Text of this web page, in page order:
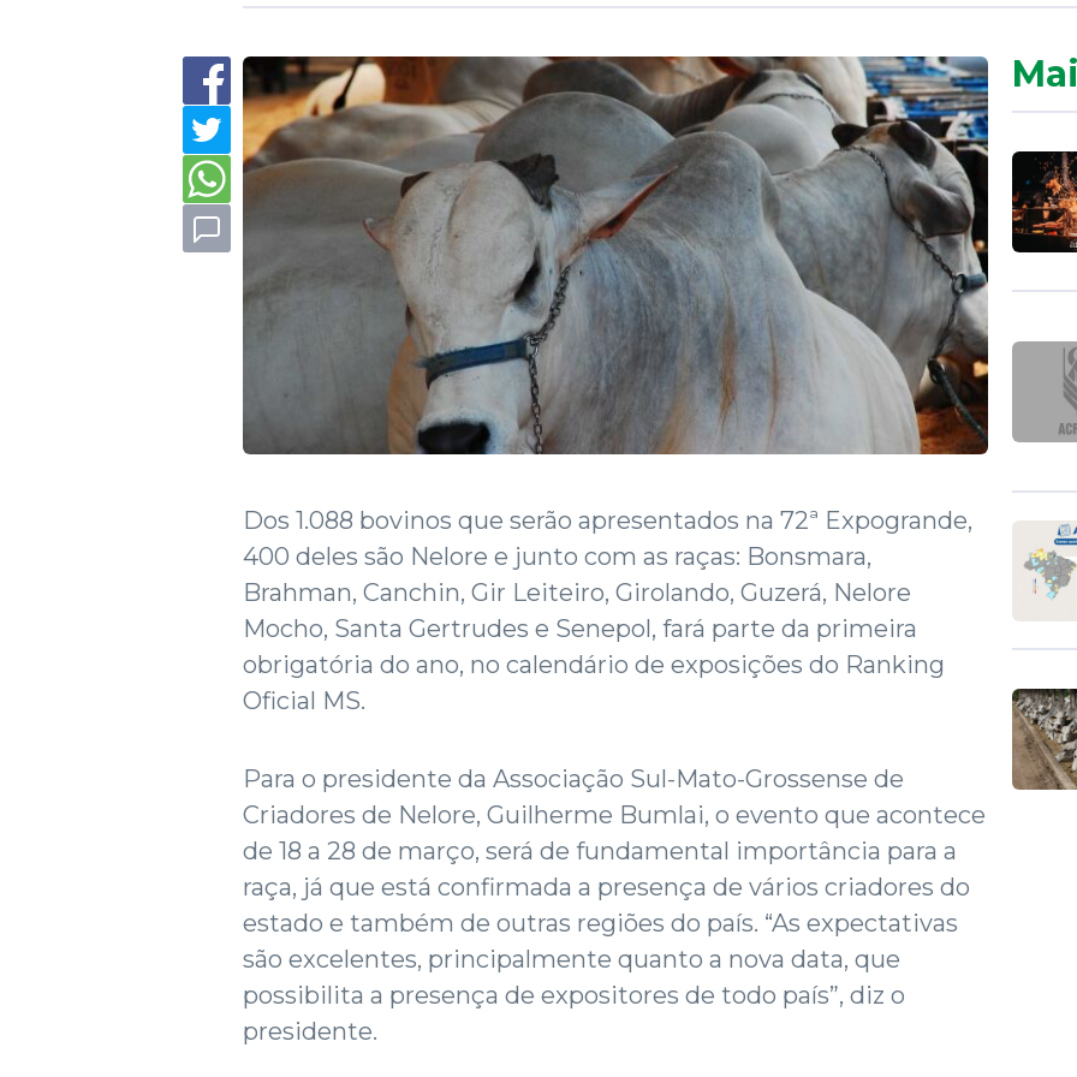
Dos 1.088 bovinos que serão apresentados na 72ª Expogrande,
400 deles são Nelore e junto com as raças: Bonsmara,
Brahman, Canchin, Gir Leiteiro, Girolando, Guzerá, Nelore
Mocho, Santa Gertrudes e Senepol, fará parte da primeira
obrigatória do ano, no calendário de exposições do Ranking
Oficial MS.
Para o presidente da Associação Sul-Mato-Grossense de
Criadores de Nelore, Guilherme Bumlai, o evento que acontece
de 18 a 28 de março, será de fundamental importância para a
raça, já que está confirmada a presença de vários criadores do
estado e também de outras regiões do país. “As expectativas
são excelentes, principalmente quanto a nova data, que
possibilita a presença de expositores de todo país”, diz o
presidente.